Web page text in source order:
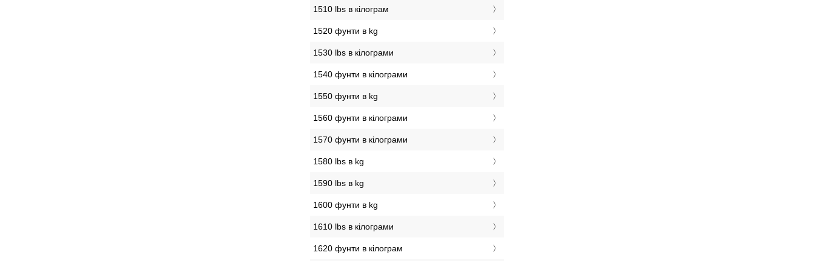
1510 lbs в кілограм
1520 фунти в kg
1530 lbs в кілограми
1540 фунти в кілограми
1550 фунти в kg
1560 фунти в кілограми
1570 фунти в кілограми
1580 lbs в kg
1590 lbs в kg
1600 фунти в kg
1610 lbs в кілограми
1620 фунти в кілограм